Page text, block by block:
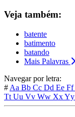
Veja também:
batente
batimento
batando
Mais Palavras
Navegar por letra:
# Aa Bb Cc Dd Ee Ff
Tt Uu Vv Ww XxYy